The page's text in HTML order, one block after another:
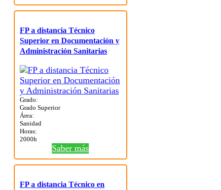
FP a distancia Técnico
Superior en Documentación y
Administración Sanitarias
Grado:
Grado Superior
Área:
Sanidad
Horas:
2000h
Saber más
FP a distancia Técnico en